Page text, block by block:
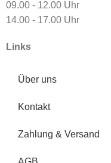
09.00 - 12.00 Uhr
14.00 - 17.00 Uhr
Links
Über uns
Kontakt
Zahlung & Versand